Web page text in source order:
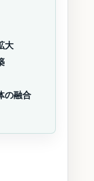
大
の融合